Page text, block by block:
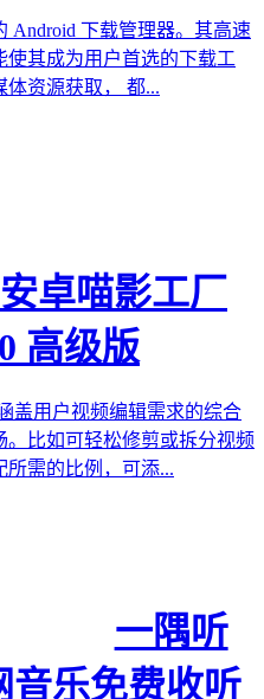
Android 下载管理器。其高速
其成为用户首选的下载工
资源获取， 都...
卓喵影工厂
高级版
盖用户视频编辑需求的综合
比如可轻松修剪或拆分视频
所需的比例，可添...
一隅听
音乐免费收听